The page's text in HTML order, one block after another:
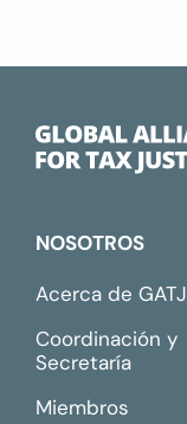
NOSOTROS
Acerca de GATJ
Coordinación y
Secretaría
Miembros